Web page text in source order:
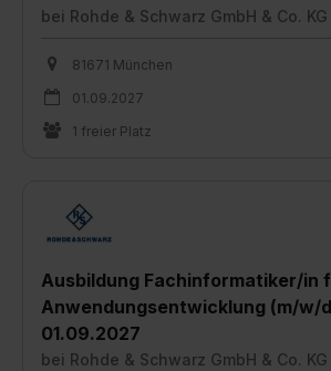
bei Rohde & Schwarz GmbH & Co. KG
81671 München
01.09.2027
1 freier Platz
Ausbildung Fachinformatiker/in
Anwendungsentwicklung (m/w/
01.09.2027
bei Rohde & Schwarz GmbH & Co. KG